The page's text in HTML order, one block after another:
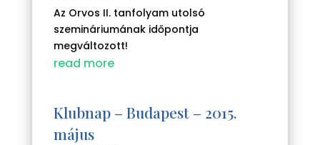
Az Orvos II. tanfolyam utolsó
szemináriumának időpontja
megváltozott!
read more
Klubnap – Budapest – 2015.
május